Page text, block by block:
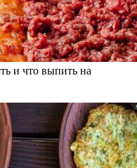
и что выпить на